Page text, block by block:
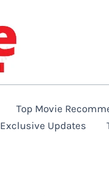
Top Movie
Exclusive Updates